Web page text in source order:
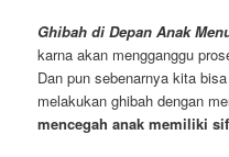
Ghibah di Depan Anak
karna akan mengganggu
Dan pun sebenarnya kita
melakukan ghibah dengan
mencegah anak memiliki